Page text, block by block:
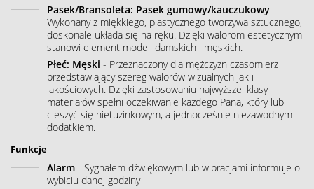
Pasek/Bransoleta: Pasek gumowy/kauczukowy -
Wykonany z miękkiego, plastycznego tworzywa sztucznego,
doskonale układa się na ręku. Dzięki walorom estetycznym
stanowi element modeli damskich i męskich.
Płeć: Męski - Przeznaczony dla mężczyzn czasomierz
przedstawiający szereg walorów wizualnych jak i
jakościowych. Dzięki zastosowaniu najwyższej klasy
materiałów spełni oczekiwanie każdego Pana, który lubi
cieszyć się nietuzinkowym, a jednocześnie niezawodnym
dodatkiem.
Funkcje
Alarm - Sygnałem dźwiękowym lub wibracjami informuje o
wybiciu danej godziny